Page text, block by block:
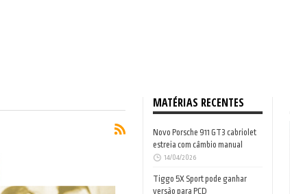
MATÉRIAS RECENTES
Novo Porsche 911 GT3 cabriolet
estreia com câmbio manual
14/04/2026
Tiggo 5X Sport pode ganhar
versão para PCD